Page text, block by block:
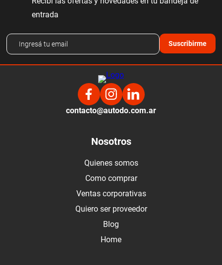
entrada
Suscribirme
contacto@autodo.com.ar
Nosotros
Quienes somos
Como comprar
Ventas corporativas
Quiero ser proveedor
Blog
Home